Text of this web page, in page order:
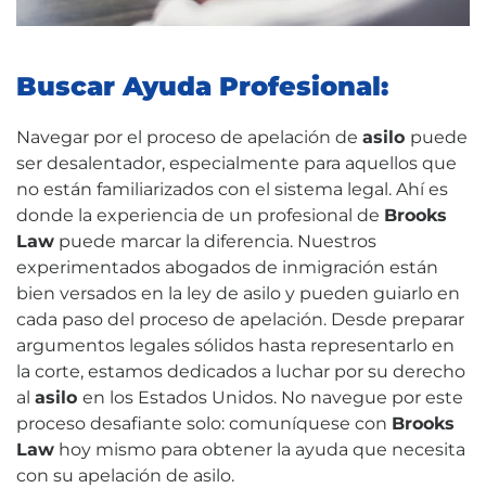
Buscar Ayuda Profesional:
Navegar por el proceso de apelación de asilo puede
ser desalentador, especialmente para aquellos que
no están familiarizados con el sistema legal. Ahí es
donde la experiencia de un profesional de Brooks
Law puede marcar la diferencia. Nuestros
experimentados abogados de inmigración están
bien versados en la ley de asilo y pueden guiarlo en
cada paso del proceso de apelación. Desde preparar
argumentos legales sólidos hasta representarlo en
la corte, estamos dedicados a luchar por su derecho
al asilo en los Estados Unidos. No navegue por este
proceso desafiante solo: comuníquese con Brooks
Law hoy mismo para obtener la ayuda que necesita
con su apelación de asilo.